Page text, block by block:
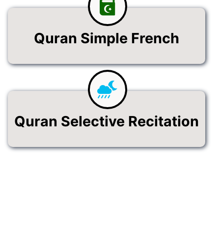
Quran Simple French
Quran Selective Recitation